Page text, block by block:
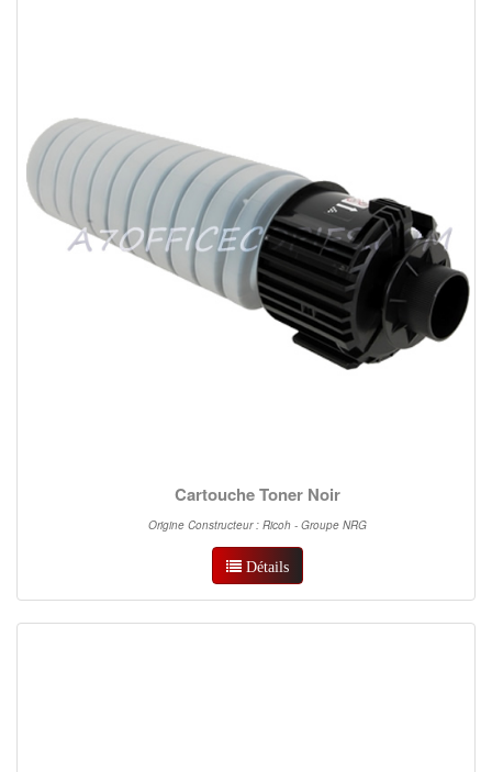
Cartouche Toner Noir
Origine Constructeur : Ricoh - Groupe NRG
Détails